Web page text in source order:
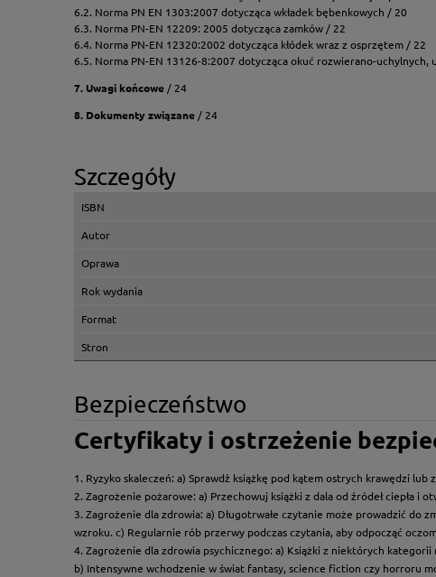
6.2. Norma PN EN 1303:2007 dotycząca wkładek bębenkowych / 20
6.3. Norma PN-EN 12209: 2005 dotycząca zamków / 22
6.4. Norma PN-EN 12320:2002 dotycząca kłódek wraz z osprzętem / 22
6.5. Norma PN-EN 13126-8:2007 dotycząca okuć rozwierano-
7. Uwagi końcowe / 24
8. Dokumenty związane / 24
Szczegóły
ISBN
Autor
Oprawa
Rok wydania
Format
Stron
Bezpieczeństwo
Certyfikaty i ostrzeżenie
1. Ryzyko skaleczeń: a) Sprawdź książkę pod kątem ostrych krawędzi
2. Zagrożenie pożarowe: a) Przechowuj książki z dala od źródeł ciepła i
3. Zagrożenie dla zdrowia: a) Długotrwałe czytanie może prowadzić do
wzroku. c) Regularnie rób przerwy podczas czytania, aby odpocząć
4. Zagrożenie dla zdrowia psychicznego: a) Książki z niektórych
b) Intensywne wchodzenie w świat fantasy, science fiction czy horroru